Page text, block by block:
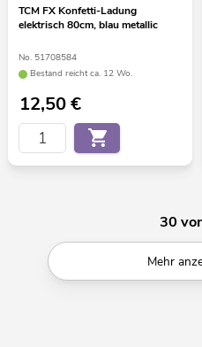
TCM FX Konfetti-Ladung
elektrisch 80cm, blau metallic
No. 51708584
Bestand reicht ca. 12 Wo.
12,50€
30
Mehr